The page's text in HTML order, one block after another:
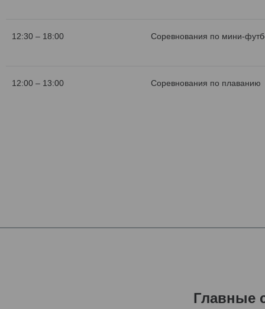
12:30 – 18:00 Соревнования по мини-
12:00 – 13:00 Соревнования по плаванию
Главные